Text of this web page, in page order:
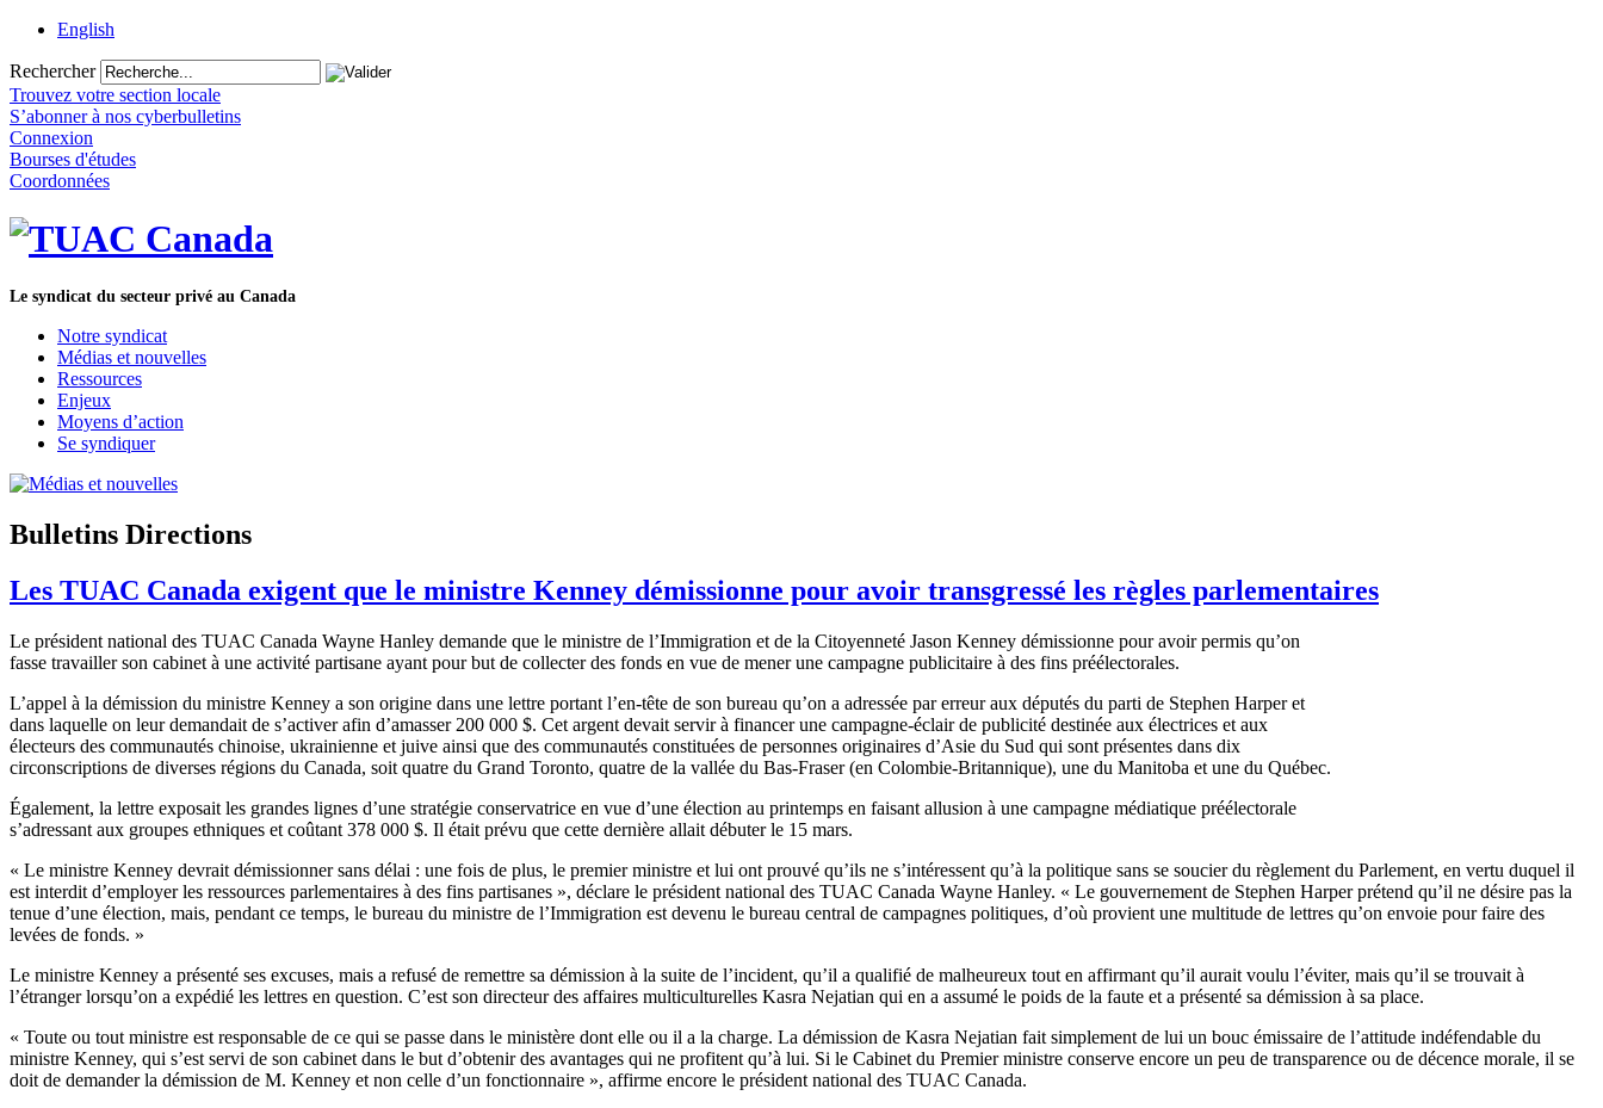
English
Rechercher
Trouvez votre section locale
S’abonner à nos cyberbulletins
Connexion
Bourses d'études
Coordonnées
Le syndicat du secteur privé au Canada
Notre syndicat
Médias et nouvelles
Ressources
Enjeux
Moyens d’action
Se syndiquer
Bulletins Directions
Les TUAC Canada exigent que le ministre Kenney démissionne pour avoir transgressé les règles parlementaires
Le président national des TUAC Canada Wayne Hanley demande que le ministre de l’Immigration et de la Citoyenneté Jason Kenney démissionne pour avoir permis qu’on
fasse travailler son cabinet à une activité partisane ayant pour but de collecter des fonds en vue de mener une campagne publicitaire à des fins préélectorales.
L’appel à la démission du ministre Kenney a son origine dans une lettre portant l’en-tête de son bureau qu’on a adressée par erreur aux députés du parti de Stephen Harper et
dans laquelle on leur demandait de s’activer afin d’amasser 200 000 $. Cet argent devait servir à financer une campagne-éclair de publicité destinée aux électrices et aux
électeurs des communautés chinoise, ukrainienne et juive ainsi que des communautés constituées de personnes originaires d’Asie du Sud qui sont présentes dans dix
circonscriptions de diverses régions du Canada, soit quatre du Grand Toronto, quatre de la vallée du Bas-Fraser (en Colombie-Britannique), une du Manitoba et une du Québec.
Également, la lettre exposait les grandes lignes d’une stratégie conservatrice en vue d’une élection au printemps en faisant allusion à une campagne médiatique préélectorale
s’adressant aux groupes ethniques et coûtant 378 000 $. Il était prévu que cette dernière allait débuter le 15 mars.
« Le ministre Kenney devrait démissionner sans délai : une fois de plus, le premier ministre et lui ont prouvé qu’ils ne s’intéressent qu’à la politique sans se soucier du règlement du Parlement, en vertu duquel il
est interdit d’employer les ressources parlementaires à des fins partisanes », déclare le président national des TUAC Canada Wayne Hanley. « Le gouvernement de Stephen Harper prétend qu’il ne désire pas la
tenue d’une élection, mais, pendant ce temps, le bureau du ministre de l’Immigration est devenu le bureau central de campagnes politiques, d’où provient une multitude de lettres qu’on envoie pour faire des
levées de fonds. »
Le ministre Kenney a présenté ses excuses, mais a refusé de remettre sa démission à la suite de l’incident, qu’il a qualifié de malheureux tout en affirmant qu’il aurait voulu l’éviter, mais qu’il se trouvait à
l’étranger lorsqu’on a expédié les lettres en question. C’est son directeur des affaires multiculturelles Kasra Nejatian qui en a assumé le poids de la faute et a présenté sa démission à sa place.
« Toute ou tout ministre est responsable de ce qui se passe dans le ministère dont elle ou il a la charge. La démission de Kasra Nejatian fait simplement de lui un bouc émissaire de l’attitude indéfendable du
ministre Kenney, qui s’est servi de son cabinet dans le but d’obtenir des avantages qui ne profitent qu’à lui. Si le Cabinet du Premier ministre conserve encore un peu de transparence ou de décence morale, il se
doit de demander la démission de M. Kenney et non celle d’un fonctionnaire », affirme encore le président national des TUAC Canada.